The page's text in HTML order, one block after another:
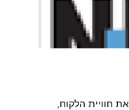
חוויית הלקוח,